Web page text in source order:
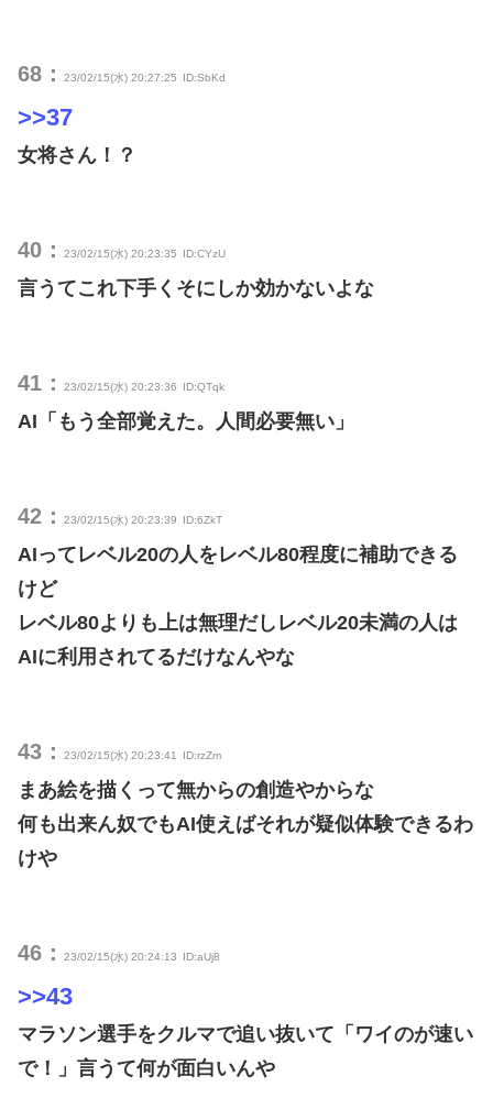
68： 23/02/15(水) 20:27:25 ID:SbKd
>>37
女将さん！？
40： 23/02/15(水) 20:23:35 ID:CYzU
言うてこれ下手くそにしか効かないよな
41： 23/02/15(水) 20:23:36 ID:QTqk
AI「もう全部覚えた。人間必要無い」
42： 23/02/15(水) 20:23:39 ID:6ZkT
AIってレベル20の人をレベル80程度に補助できる
けど
レベル80よりも上は無理だしレベル20未満の人は
AIに利用されてるだけなんやな
43： 23/02/15(水) 20:23:41 ID:rzZm
まあ絵を描くって無からの創造やからな
何も出来ん奴でもAI使えばそれが疑似体験できるわ
けや
46： 23/02/15(水) 20:24:13 ID:aUj8
>>43
マラソン選手をクルマで追い抜いて「ワイのが速い
で！」言うて何が面白いんや